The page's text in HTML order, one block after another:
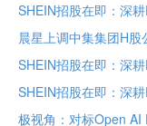
SHEIN招股在即：深
晨星上调中集集团H
SHEIN招股在即：深
SHEIN招股在即：深